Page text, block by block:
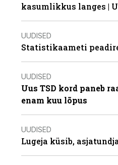
kasumlikkus langes |
UUDISED
Statistikaameti
UUDISED
Uus TSD kord paneb
enam kuu lõpus
UUDISED
Lugeja küsib,